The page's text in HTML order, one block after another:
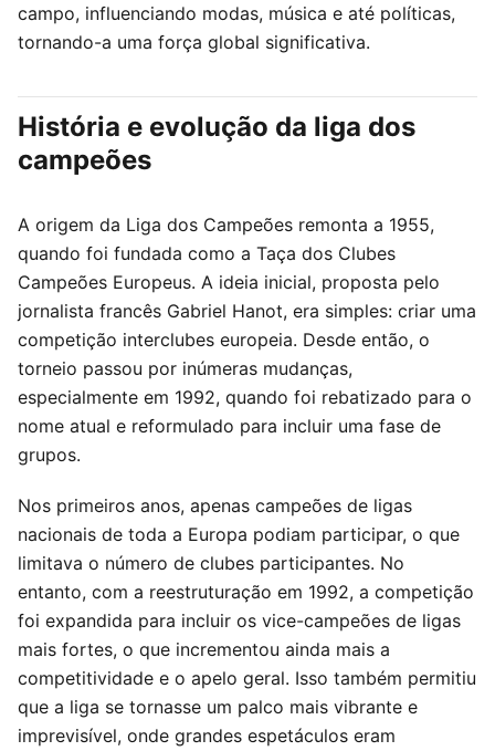
campo, influenciando modas, música e até políticas,
tornando-a uma força global significativa.
História e evolução da liga dos
campeões
A origem da Liga dos Campeões remonta a 1955,
quando foi fundada como a Taça dos Clubes
Campeões Europeus. A ideia inicial, proposta pelo
jornalista francês Gabriel Hanot, era simples: criar uma
competição interclubes europeia. Desde então, o
torneio passou por inúmeras mudanças,
especialmente em 1992, quando foi rebatizado para o
nome atual e reformulado para incluir uma fase de
grupos.
Nos primeiros anos, apenas campeões de ligas
nacionais de toda a Europa podiam participar, o que
limitava o número de clubes participantes. No
entanto, com a reestruturação em 1992, a competição
foi expandida para incluir os vice-campeões de ligas
mais fortes, o que incrementou ainda mais a
competitividade e o apelo geral. Isso também permitiu
que a liga se tornasse um palco mais vibrante e
imprevisível, onde grandes espetáculos eram